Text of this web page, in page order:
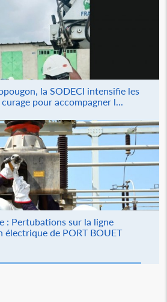
la SODECI intensifie les
pour accompagner l...
: Pertubations sur la ligne
électrique de PORT BOUET